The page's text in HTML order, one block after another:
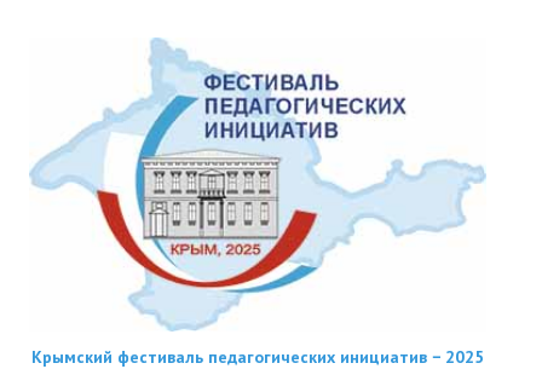
Крымский фестиваль педагогических инициатив − 2025